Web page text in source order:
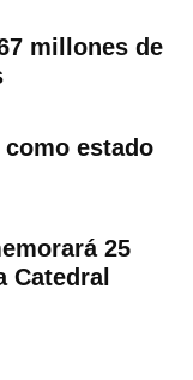
millones de
estado
25
Catedral